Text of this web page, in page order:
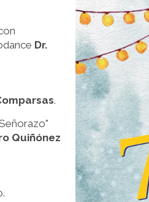
Dr.
.
Quiñónez